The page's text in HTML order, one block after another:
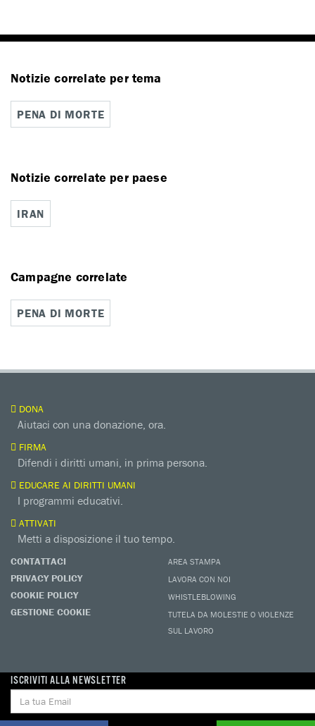
Notizie correlate per tema
PENA DI MORTE
Notizie correlate per paese
IRAN
Campagne correlate
PENA DI MORTE
ISCRIVITI ALLA NEWSLETTER
DONA
Aiutaci con una donazione, ora.
FIRMA
Difendi i diritti umani, in prima persona.
EDUCARE AI DIRITTI UMANI
I programmi educativi.
ATTIVATI
Metti a disposizione il tuo tempo.
CONTATTACI
PRIVACY POLICY
COOKIE POLICY
GESTIONE COOKIE
AREA STAMPA
LAVORA CON NOI
WHISTLEBLOWING
TUTELA DA MOLESTIE O VIOLENZE
SUL LAVORO
Seguici sui nostri profili social